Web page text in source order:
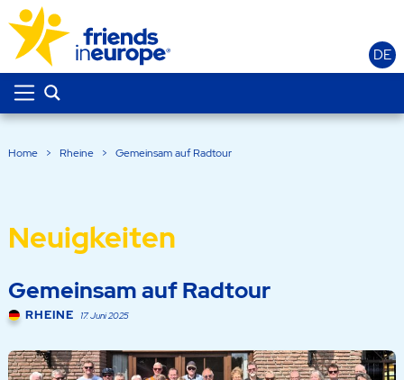
DE
Home > Rheine > Gemeinsam auf Radtour
Neuigkeiten
Gemeinsam auf Radtour
RHEINE 17. Juni 2025